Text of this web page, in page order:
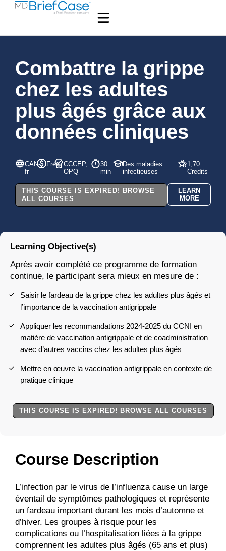
Combattre la grippe
chez les adultes
plus âgés grâce aux
données cliniques
CAN-
fr
Free CCCEP,
OPQ
30
min
Des maladies
infectieuses
1,70
Credits
THIS COURSE IS EXPIRED! BROWSE
ALL COURSES
LEARN
MORE
Course Description
L’infection par le virus de l’influenza cause un large
éventail de symptômes pathologiques et représente
un fardeau important durant les mois d’automne et
d’hiver. Les groupes à risque pour les
complications ou l’hospitalisation liées à la grippe
comprennent les adultes plus âgés (65 ans et plus)
Learning Objective(s)
Après avoir complété ce programme de formation
continue, le participant sera mieux en mesure de :​
Saisir le fardeau de la grippe chez les adultes plus âgés et
l’importance de la vaccination antigrippale
Appliquer les recommandations 2024-2025 du CCNI en
matière de vaccination antigrippale et de coadministration
avec d’autres vaccins chez les adultes plus âgés
Mettre en œuvre la vaccination antigrippale en contexte de
pratique clinique
THIS COURSE IS EXPIRED! BROWSE ALL COURSES